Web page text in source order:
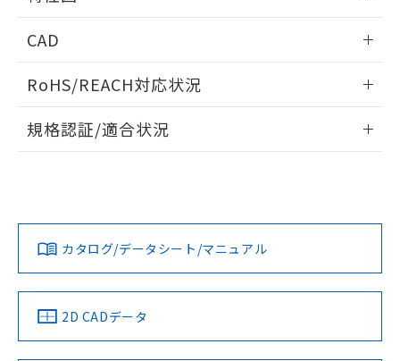
タイムチャート
A: 60mm以上、B: 35mm以上
周囲金属の影響
検出物体の大きさと材質による影響
CAD
ドすることができます。
ログイン/会員登録
ダウンロードデータをご利用いただく前に、以下を必ずお読
みください。
ソフトウェアの使用条件
RoHS/REACH対応状況
EU RoHS 注意事項・凡例
対応済み
中国 RoHS 注意事項・凡例
規格認証/適合状況
LR型式承認
（イギリス
船舶規格）
DNV型式承認
（ノルウェー
BV型式承認
（フランス
KR型式
（韓国
No No No No
カタログ/データシート/マニュアル
2D CADデータ
していることから、特段のことがない限